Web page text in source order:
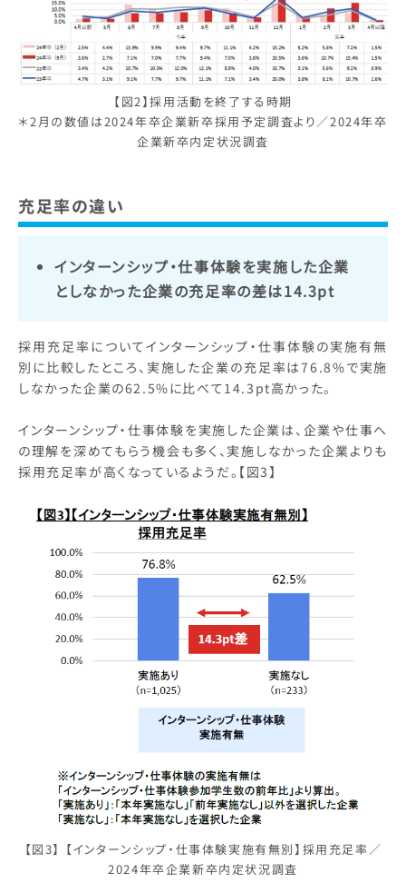
【図2】採用活動を終了する時期
＊2月の数値は2024年卒企業新卒採用予定調査より／2024年卒
企業新卒内定状況調査
充足率の違い
インターンシップ・仕事体験を実施した企業
としなかった企業の充足率の差は14.3pt
採用充足率についてインターンシップ・仕事体験の実施有無
別に比較したところ、実施した企業の充足率は76.8%で実施
しなかった企業の62.5%に比べて14.3pt高かった。
インターンシップ・仕事体験を実施した企業は、企業や仕事へ
の理解を深めてもらう機会も多く、実施しなかった企業よりも
採用充足率が高くなっているようだ。【図3】
【図3】 【インターンシップ・仕事体験実施有無別】採用充足率／
2024年卒企業新卒内定状況調査